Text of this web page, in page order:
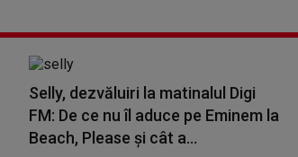
Selly, dezvăluiri la matinalul Digi
FM: De ce nu îl aduce pe Eminem la
Beach, Please și cât a...